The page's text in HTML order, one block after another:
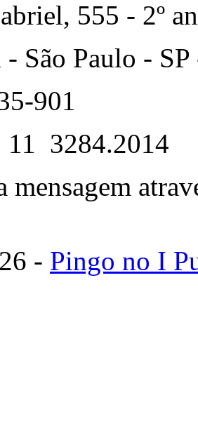
555 - 2º
São Paulo -
901
3284.2014
mensagem
- Pingo no I